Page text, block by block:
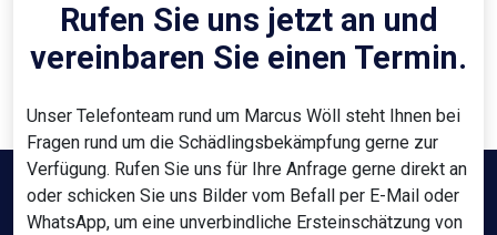
Rufen Sie uns jetzt an und
vereinbaren Sie einen Termin.
Unser Telefonteam rund um Marcus Wöll steht Ihnen bei
Fragen rund um die Schädlingsbekämpfung gerne zur
Verfügung. Rufen Sie uns für Ihre Anfrage gerne direkt an
oder schicken Sie uns Bilder vom Befall per E-Mail oder
WhatsApp, um eine unverbindliche Ersteinschätzung von